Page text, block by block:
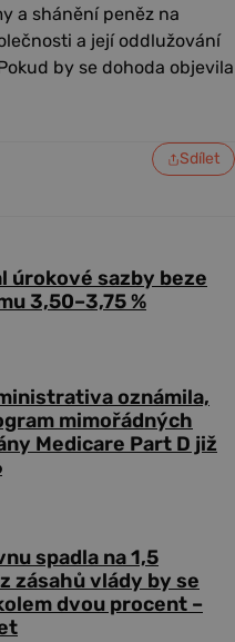
a shánění peněz na
a její oddlužování
by se dohoda objevila
Sdílet
úrokové sazby beze
3,50–3,75 %
oznámila,
mimořádných
Medicare Part D již
spadla na 1,5
zásahů vlády by se
dvou procent –